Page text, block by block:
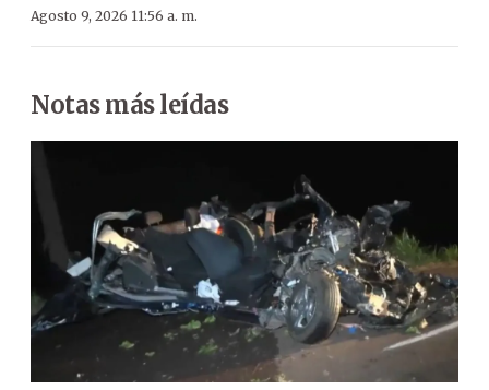
Agosto 9, 2026 11:56 a. m.
Notas más leídas